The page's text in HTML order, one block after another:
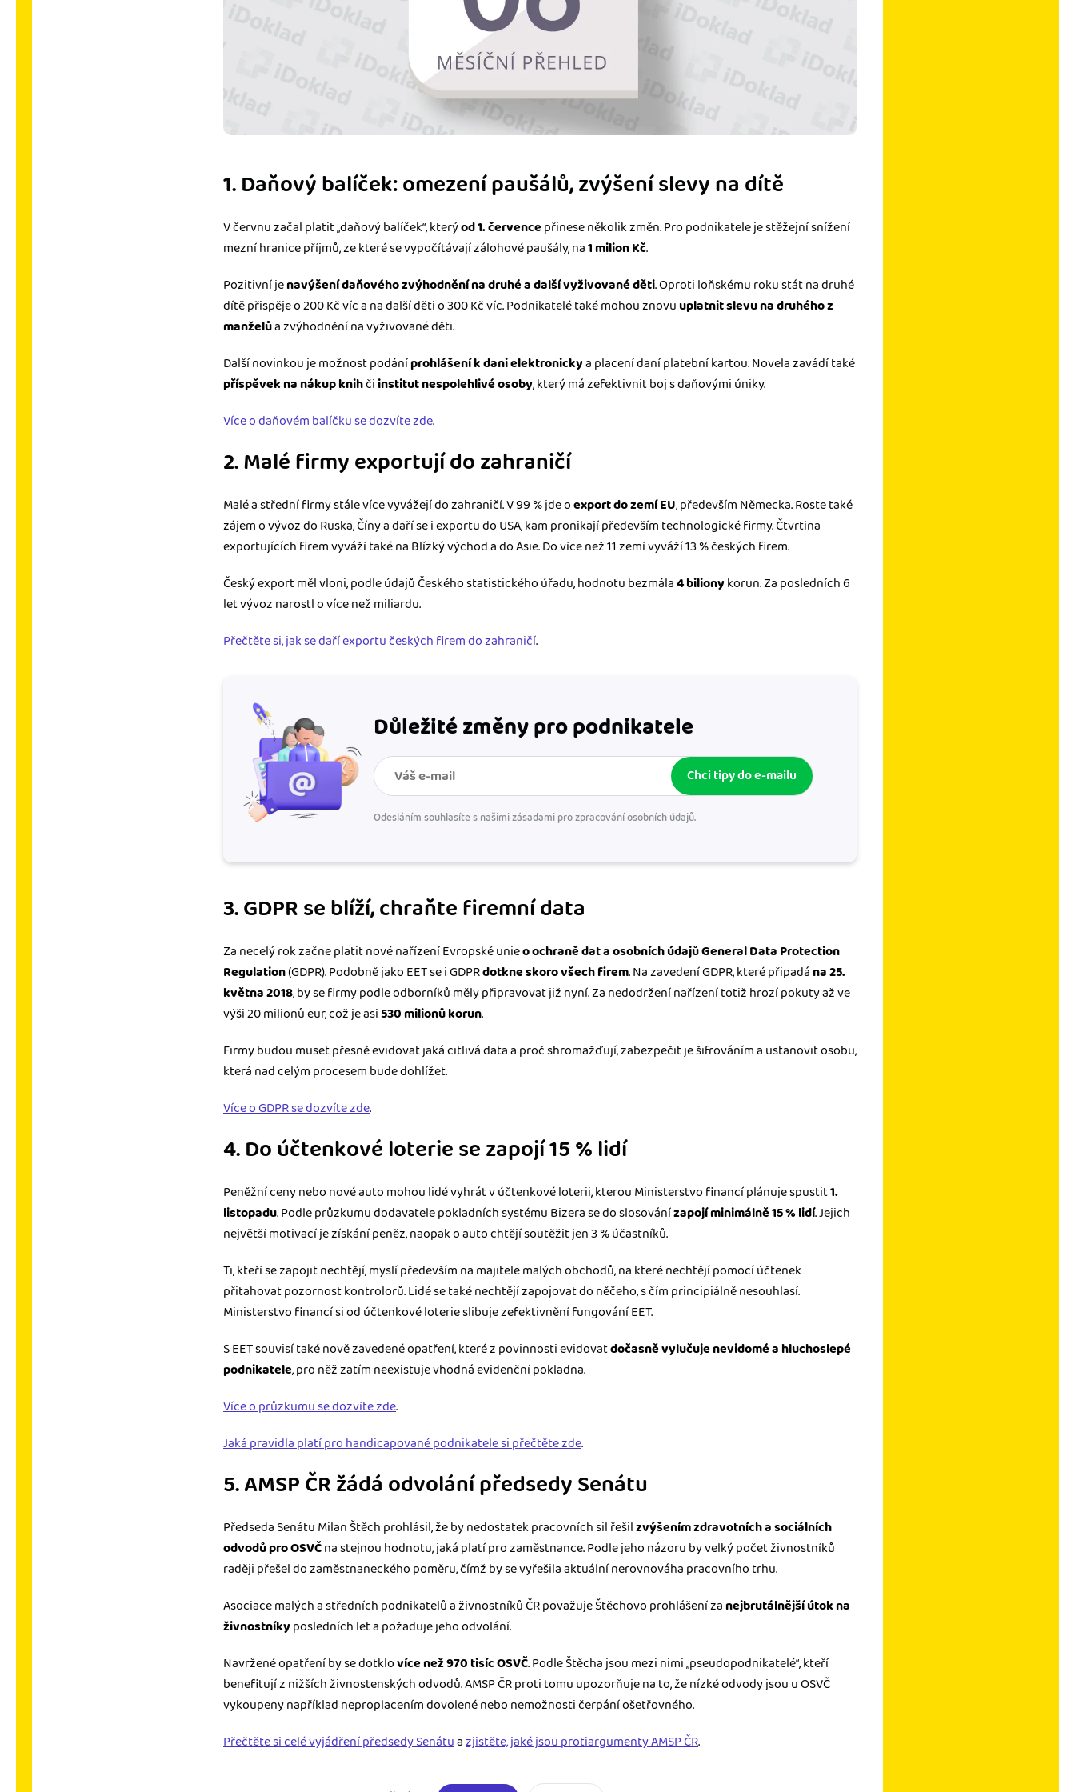
1. Daňový balíček: omezení paušálů, zvýšení slevy na dítě
V červnu začal platit „daňový balíček“, kterýod 1. červencepřinese několik změn. Pro podnikatele je stěžejní snížení
mezní hranice příjmů, ze které se vypočítávají zálohové paušály, na1 milion Kč.
Pozitivní jenavýšení daňového zvýhodnění na druhé a další vyživované děti. Oproti loňskému roku stát na druhé
dítě přispěje o 200 Kč víc a na další děti o 300 Kč víc. Podnikatelé také mohou znovuuplatnit slevu na druhého z
manželůa zvýhodnění na vyživované děti.
Další novinkou je možnost podáníprohlášení k dani elektronickya placení daní platební kartou. Novela zavádí také
příspěvek na nákup knihčiinstitut nespolehlivé osoby, který má zefektivnit boj s daňovými úniky.
Více o daňovém balíčku se dozvíte zde.
2. Malé firmy exportují do zahraničí
Malé a střední firmy stále více vyvážejí do zahraničí. V 99 % jde oexport do zemí EU, především Německa. Roste také
zájem o vývoz do Ruska, Číny a daří se i exportu do USA, kam pronikají především technologické firmy. Čtvrtina
exportujících firem vyváží také na Blízký východ a do Asie. Do více než 11 zemí vyváží 13 % českých firem.
Český export měl vloni, podle údajů Českého statistického úřadu, hodnotu bezmála4 bilionykorun. Za posledních 6
let vývoz narostl o více než miliardu.
Přečtěte si, jak se daří exportu českých firem do zahraničí.
Důležité změny pro podnikatele
Chci tipy do e-mailu
Odesláním souhlasíte s našimizásadami pro zpracování osobních údajů.
3. GDPR se blíží, chraňte firemní data
Za necelý rok začne platit nové nařízení Evropské unieo ochraně dat a osobních údajů General Data Protection
Regulation(GDPR). Podobně jako EET se i GDPRdotkne skoro všech firem. Na zavedení GDPR, které připadána 25.
května 2018, by se firmy podle odborníků měly připravovat již nyní. Za nedodržení nařízení totiž hrozí pokuty až ve
výši 20 milionů eur, což je asi530 milionů korun.
Firmy budou muset přesně evidovat jaká citlivá data a proč shromažďují, zabezpečit je šifrováním a ustanovit osobu,
která nad celým procesem bude dohlížet.
Více o GDPR se dozvíte zde.
4. Do účtenkové loterie se zapojí 15 % lidí
Peněžní ceny nebo nové auto mohou lidé vyhrát v účtenkové loterii, kterou Ministerstvo financí plánuje spustit1.
listopadu. Podle průzkumu dodavatele pokladních systému Bizera se do slosovánízapojí minimálně 15 % lidí. Jejich
největší motivací je získání peněz, naopak o auto chtějí soutěžit jen 3 % účastníků.
Ti, kteří se zapojit nechtějí, myslí především na majitele malých obchodů, na které nechtějí pomocí účtenek
přitahovat pozornost kontrolorů. Lidé se také nechtějí zapojovat do něčeho, s čím principiálně nesouhlasí.
Ministerstvo financí si od účtenkové loterie slibuje zefektivnění fungování EET.
S EET souvisí také nově zavedené opatření, které z povinnosti evidovatdočasně vylučuje nevidomé a hluchoslepé
podnikatele, pro něž zatím neexistuje vhodná evidenční pokladna.
Více o průzkumu se dozvíte zde.
Jaká pravidla platí pro handicapované podnikatele si přečtěte zde.
5. AMSP ČR žádá odvolání předsedy Senátu
Předseda Senátu Milan Štěch prohlásil, že by nedostatek pracovních sil řešilzvýšením zdravotních a sociálních
odvodů pro OSVČna stejnou hodnotu, jaká platí pro zaměstnance. Podle jeho názoru by velký počet živnostníků
raději přešel do zaměstnaneckého poměru, čímž by se vyřešila aktuální nerovnováha pracovního trhu.
Asociace malých a středních podnikatelů a živnostníků ČR považuje Štěchovo prohlášení zanejbrutálnější útok na
živnostníkyposledních let a požaduje jeho odvolání.
Navržené opatření by se dotklovíce než 970 tisíc OSVČ. Podle Štěcha jsou mezi nimi „pseudopodnikatelé“, kteří
benefitují z nižších živnostenských odvodů. AMSP ČR proti tomu upozorňuje na to, že nízké odvody jsou u OSVČ
vykoupeny například neproplacením dovolené nebo nemožnosti čerpání ošetřovného.
Přečtěte si celé vyjádření předsedy Senátuazjistěte, jaké jsou protiargumenty AMSP ČR.